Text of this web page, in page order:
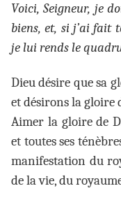
Voici, Seigneur, je
biens, et, si j’ai fait
je lui rends le
Dieu désire que sa
et désirons la gloire
Aimer la gloire de
et toutes ses
manifestation du
de la vie, du